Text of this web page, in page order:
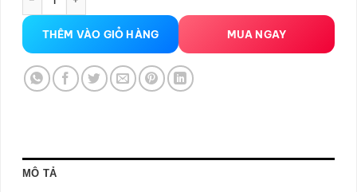
THÊM VÀO GIỎ HÀNG MUA NGAY
MÔ TẢ